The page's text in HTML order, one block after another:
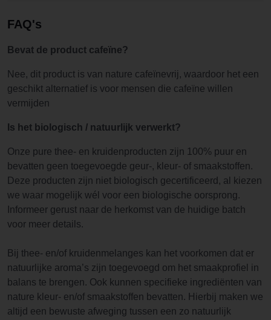
FAQ's
Bevat de product cafeïne?
Nee, dit product is van nature cafeïnevrij, waardoor het een
geschikt alternatief is voor mensen die cafeïne willen
vermijden
Is het biologisch / natuurlijk verwerkt?
Onze pure thee- en kruidenproducten zijn 100% puur en
bevatten geen toegevoegde geur-, kleur- of smaakstoffen.
Deze producten zijn niet biologisch gecertificeerd, al kiezen
we waar mogelijk wél voor een biologische oorsprong.
Informeer gerust naar de herkomst van de huidige batch
voor meer details.
Bij thee- en/of kruidenmelanges kan het voorkomen dat er
natuurlijke aroma’s zijn toegevoegd om het smaakprofiel in
balans te brengen. Ook kunnen specifieke ingrediënten van
nature kleur- en/of smaakstoffen bevatten. Hierbij maken we
altijd een bewuste afweging tussen een zo natuurlijk